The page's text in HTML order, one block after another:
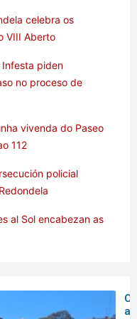
celebra os
VIII Aberto
piden
no proceso de
vivenda do Paseo
112
policial
al Sol encabezan as
O